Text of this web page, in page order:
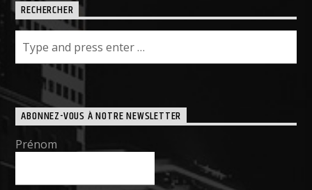
RECHERCHER
ABONNEZ-VOUS À NOTRE NEWSLETTER
Prénom